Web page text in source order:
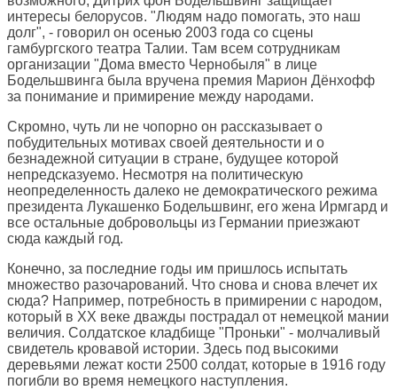
интересы белорусов. "Людям надо помогать, это наш
долг", - говорил он осенью 2003 года со сцены
гамбургского театра Талии. Там всем сотрудникам
организации "Дома вместо Чернобыля" в лице
Бодельшвинга была вручена премия Марион Дёнхофф
за понимание и примирение между народами.
Скромно, чуть ли не чопорно он рассказывает о
побудительных мотивах своей деятельности и о
безнадежной ситуации в стране, будущее которой
непредсказуемо. Несмотря на политическую
неопределенность далеко не демократического режима
президента Лукашенко Бодельшвинг, его жена Ирмгард и
все остальные добровольцы из Германии приезжают
сюда каждый год.
Конечно, за последние годы им пришлось испытать
множество разочарований. Что снова и снова влечет их
сюда? Например, потребность в примирении с народом,
который в ХХ веке дважды пострадал от немецкой мании
величия. Солдатское кладбище "Проньки" - молчаливый
свидетель кровавой истории. Здесь под высокими
деревьями лежат кости 2500 солдат, которые в 1916 году
погибли во время немецкого наступления.